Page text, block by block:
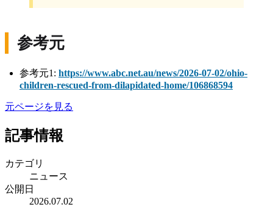
参考元
参考元1: https://www.abc.net.au/news/2026-07-02/ohio-
children-rescued-from-dilapidated-home/106868594
元ページを見る
記事情報
カテゴリ
ニュース
公開日
2026.07.02